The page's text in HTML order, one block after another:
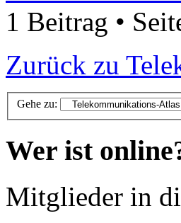
1 Beitrag •
Zurück zu
Gehe zu:
Wer ist
Mitglieder in